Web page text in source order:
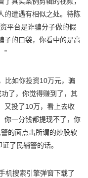
的遭遇有相似之处。待陈
平台是诈骗分子做的假
子的口袋，你看中的是高
”
比如你投资10万元，骗
了，你觉得赚到了，其
又投了10万，看上去收
你一分钱都提现不了，你
的面点击所谓的炒股软
了民辅警的话。
机搜索引擎弹窗下载了